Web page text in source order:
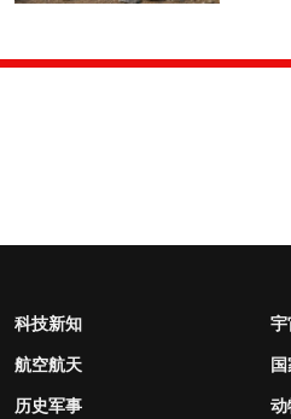
科技新知
航空航天
历史军事